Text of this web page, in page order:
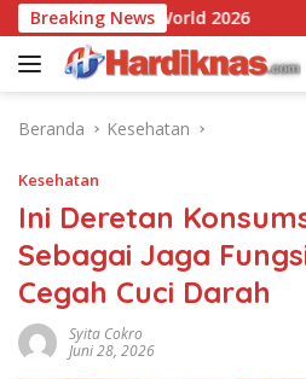
Langsung
ke
konten
Breaking News
Miss World 2026 Ketika
Beranda Kesehatan
Kesehatan
Ini Deretan
Sebagai Jaga
Cegah Cuci Darah
Syita Cokro
Juni 28, 2026